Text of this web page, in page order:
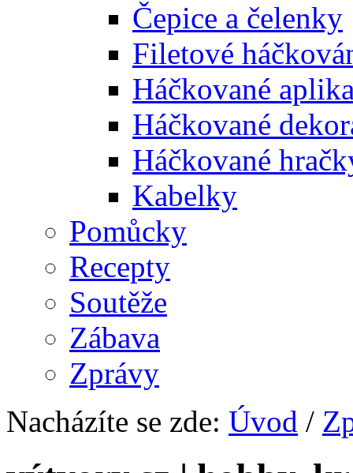
Čepice a čelenky
Filetové
Háčkované
Háčkované
Háčkované
Kabelky
Pomůcky
Recepty
Soutěže
Zábava
Zprávy
Nacházíte se zde: Úvod /